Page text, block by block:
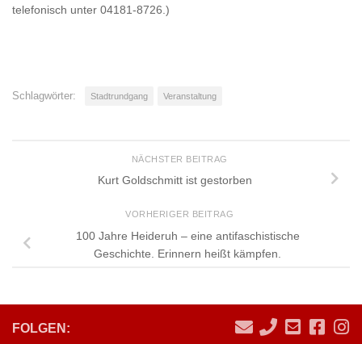
telefonisch unter 04181-8726.)
Schlagwörter: Stadtrundgang Veranstaltung
NÄCHSTER BEITRAG
Kurt Goldschmitt ist gestorben
VORHERIGER BEITRAG
100 Jahre Heideruh – eine antifaschistische
Geschichte. Erinnern heißt kämpfen.
FOLGEN: